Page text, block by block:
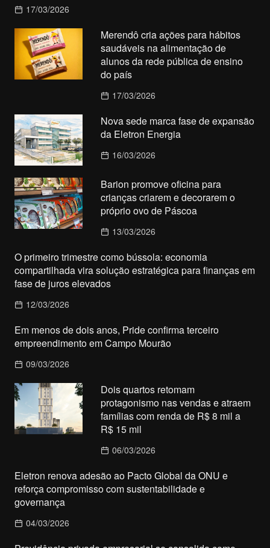
17/03/2026
Merendô cria ações para hábitos
saudáveis na alimentação de
alunos da rede pública de ensino
do país
17/03/2026
Nova sede marca fase de expansão
da Eletron Energia
16/03/2026
Barion promove oficina para
crianças criarem e decorarem o
próprio ovo de Páscoa
13/03/2026
O primeiro trimestre como bússola: economia
compartilhada vira solução estratégica para finanças em
fase de juros elevados
12/03/2026
Em menos de dois anos, Pride confirma terceiro
empreendimento em Campo Mourão
09/03/2026
Dois quartos retomam
protagonismo nas vendas e atraem
famílias com renda de R$ 8 mil a
R$ 15 mil
06/03/2026
Eletron renova adesão ao Pacto Global da ONU e
reforça compromisso com sustentabilidade e
governança
04/03/2026